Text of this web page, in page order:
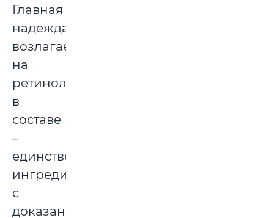
Главная
надежда
возлагается
на
ретинол
в
составе
–
единственный
ингредиент
с
доказанным